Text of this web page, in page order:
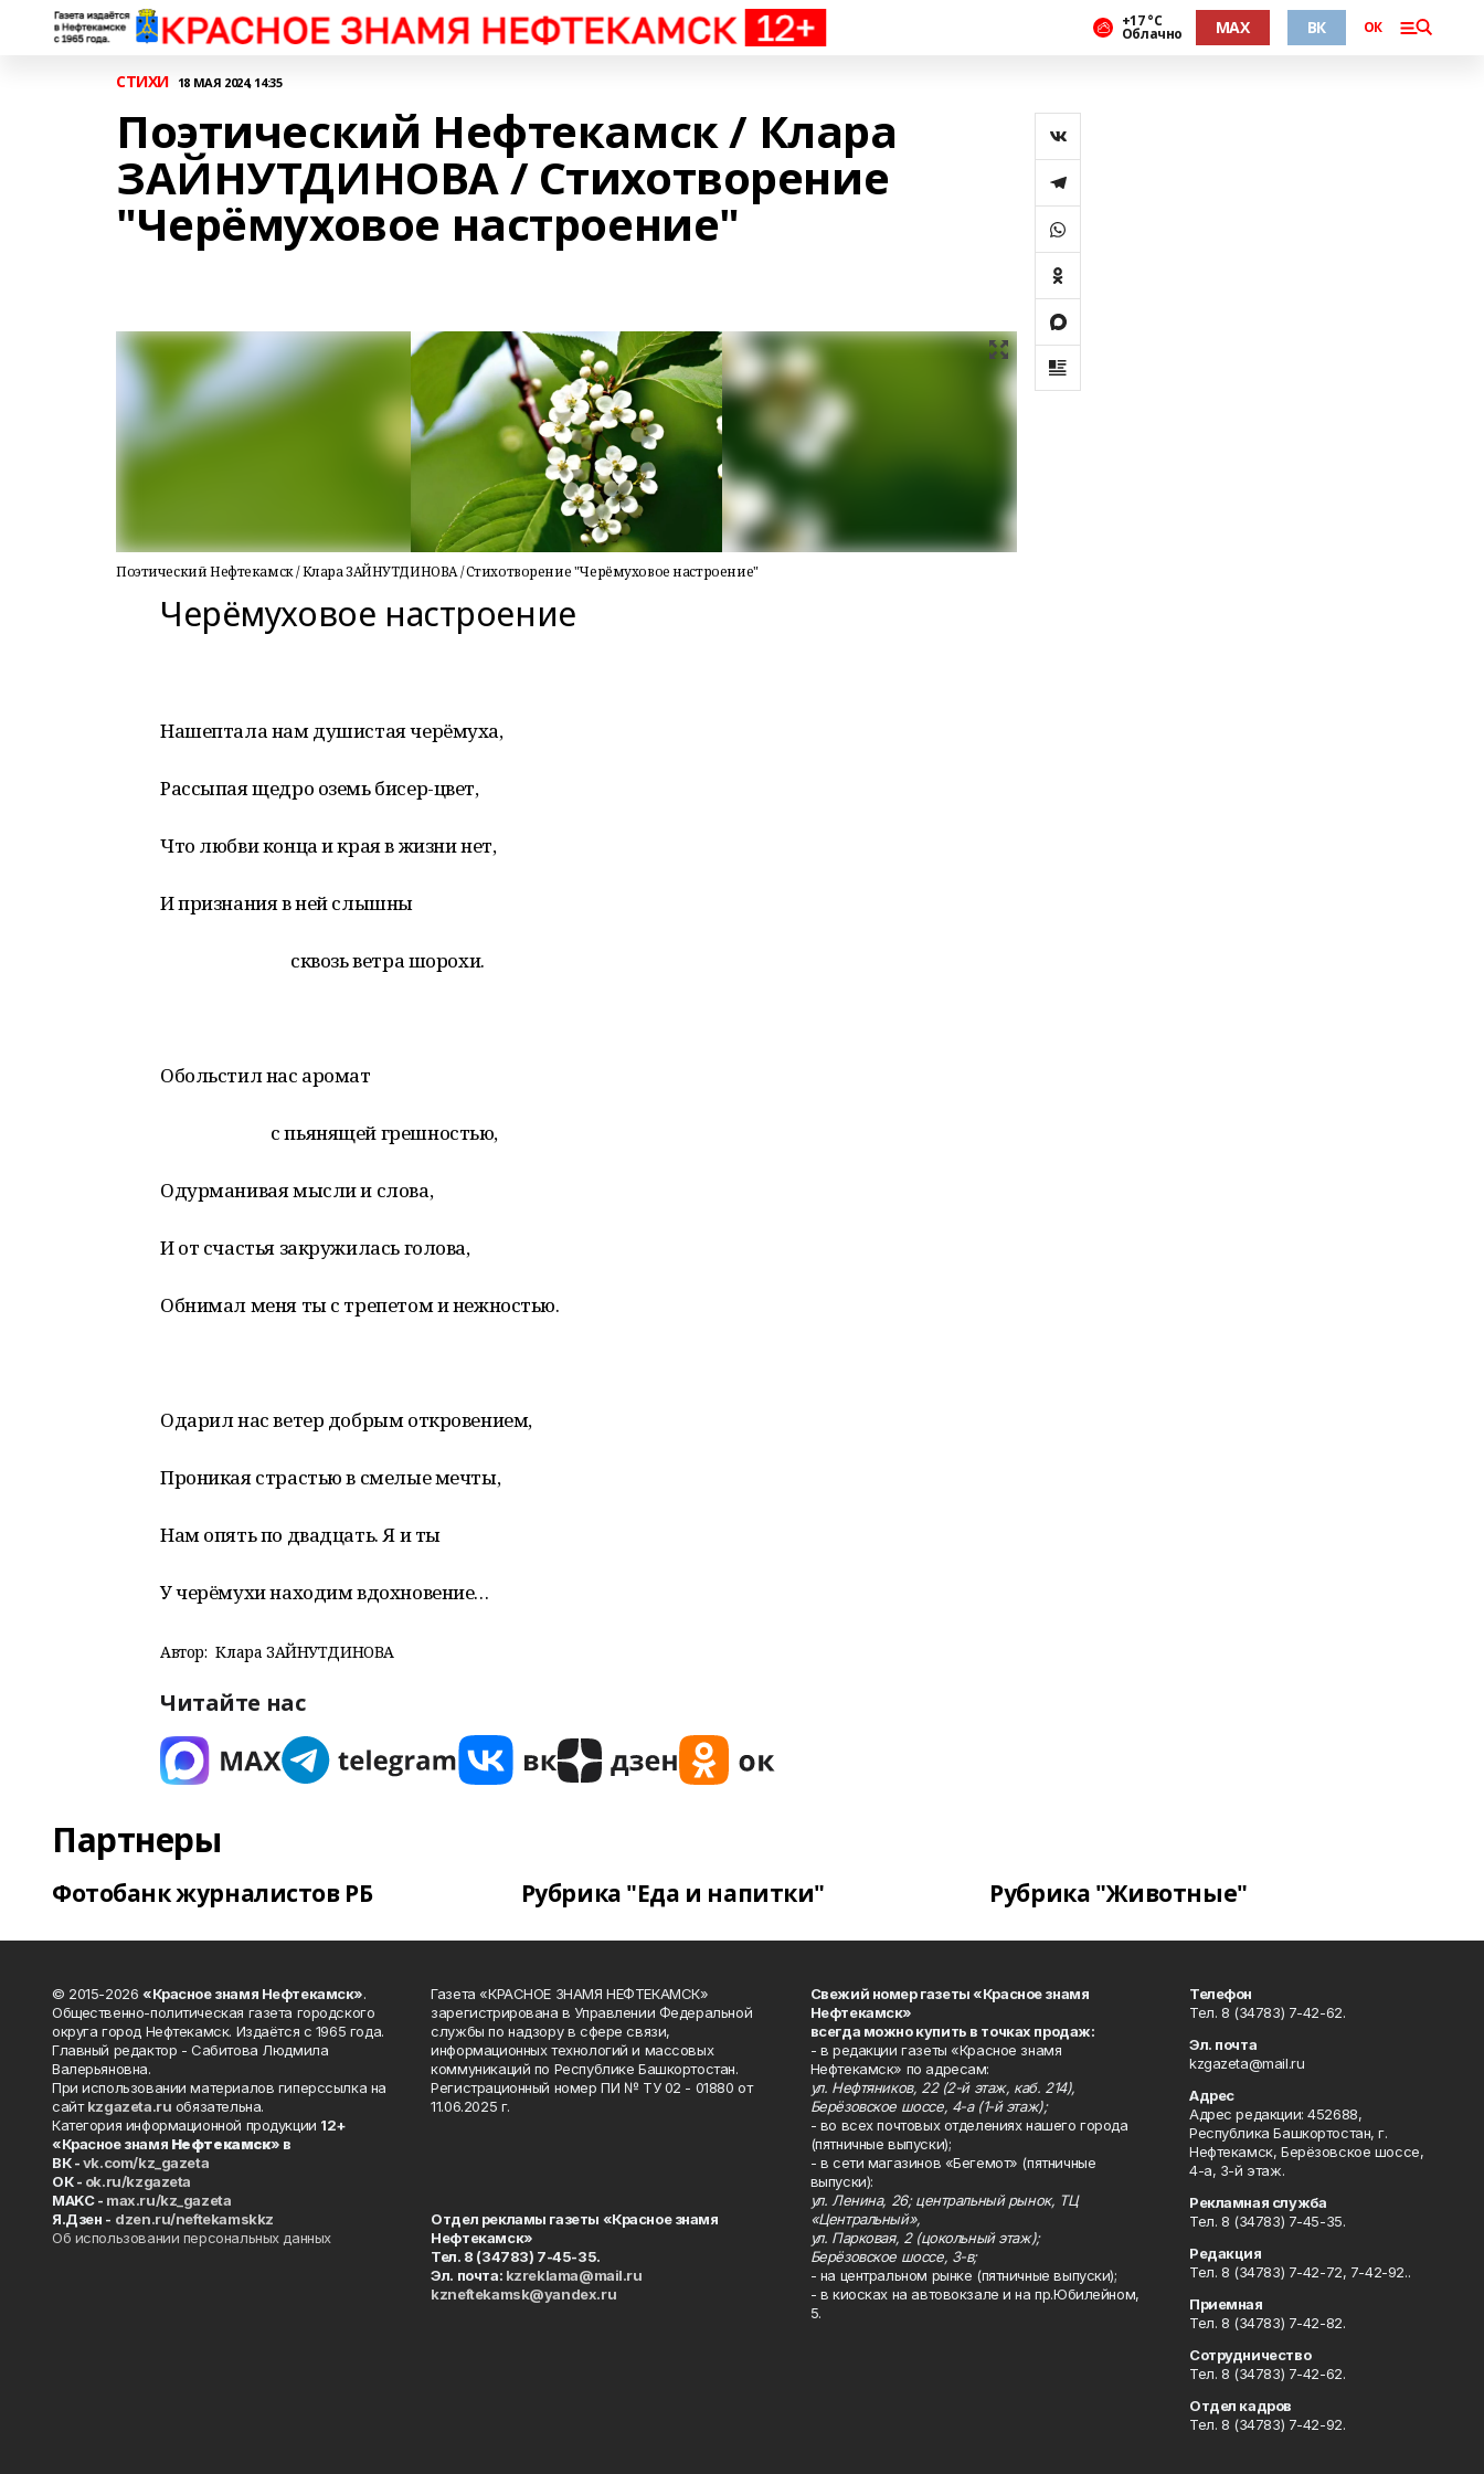
+17 °С
Облачно MAX ВК ОК
СТИХИ 18 МАЯ 2024, 14:35
Поэтический Нефтекамск / Клара
ЗАЙНУТДИНОВА / Стихотворение
"Черёмуховое настроение"
Поэтический Нефтекамск / Клара ЗАЙНУТДИНОВА / Стихотворение "Черёмуховое настроение"
Черёмуховое настроение
Нашептала нам душистая черёмуха,
Рассыпая щедро оземь бисер-цвет,
Что любви конца и края в жизни нет,
И признания в ней слышны
сквозь ветра шорохи.
Обольстил нас аромат
с пьянящей грешностью,
Одурманивая мысли и слова,
И от счастья закружилась голова,
Обнимал меня ты с трепетом и нежностью.
Одарил нас ветер добрым откровением,
Проникая страстью в смелые мечты,
Нам опять по двадцать. Я и ты
У черёмухи находим вдохновение…
Автор: Клара ЗАЙНУТДИНОВА
Читайте нас
Партнеры
Фотобанк журналистов РБ Рубрика "Еда и напитки" Рубрика "Животные"
© 2015-2026 «Красное знамя Нефтекамск».
Общественно-политическая газета городского
округа город Нефтекамск. Издаётся с 1965 года.
Главный редактор - Сабитова Людмила
Валерьяновна.
При использовании материалов гиперссылка на
сайтkzgazeta.ru обязательна.
Категория информационной продукции 12+
«Красное знамя Нефтекамск» в
ВК -vk.com/kz_gazeta
ОК - ok.ru/kzgazeta
MAKC - max.ru/kz_gazeta
Я.Дзен - dzen.ru/neftekamskkz
Об использовании персональных данных
Газета «КРАСНОЕ ЗНАМЯ НЕФТЕКАМСК»
зарегистрирована в Управлении Федеральной
службы по надзору в сфере связи,
информационных технологий и массовых
коммуникаций по Республике Башкортостан.
Регистрационный номер ПИ № ТУ 02 - 01880 от
11.06.2025 г.
Отдел рекламы газеты «Красное знамя
Нефтекамск»
Тел. 8 (34783) 7-45-35.
Эл. почта: kzreklama@mail.ru
kzneftekamsk@yandex.ru
Свежий номер газеты «Красное знамя
Нефтекамск»
всегда можно купить в точках продаж:
- в редакции газеты «Красное знамя
Нефтекамск» по адресам:
ул. Нефтяников, 22 (2-й этаж, каб. 214),
Берёзовское шоссе, 4-а (1-й этаж);
- во всех почтовых отделениях нашего города
(пятничные выпуски);
- в сети магазинов «Бегемот» (пятничные
выпуски):
ул. Ленина, 26; центральный рынок, ТЦ
«Центральный»,
ул. Парковая, 2 (цокольный этаж);
Берёзовское шоссе, 3-в;
- на центральном рынке (пятничные выпуски);
- в киосках на автовокзале и на пр.Юбилейном,
5.
Телефон
Тел. 8 (34783) 7-42-62.
Эл. почта
kzgazeta@mail.ru
Адрес
Адрес редакции: 452688,
Республика Башкортостан, г.
Нефтекамск, Берёзовское шоссе,
4-а, 3-й этаж.
Рекламная служба
Тел. 8 (34783) 7-45-35.
Редакция
Тел. 8 (34783) 7-42-72, 7-42-92..
Приемная
Тел. 8 (34783) 7-42-82.
Сотрудничество
Тел. 8 (34783) 7-42-62.
Отдел кадров
Тел. 8 (34783) 7-42-92.